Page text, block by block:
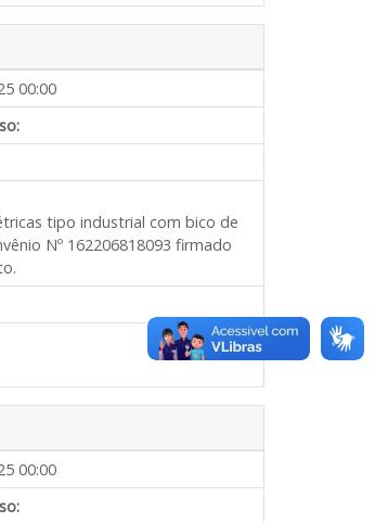
00:00
tipo industrial com bico de
Nº 162206818093 firmado
00:00